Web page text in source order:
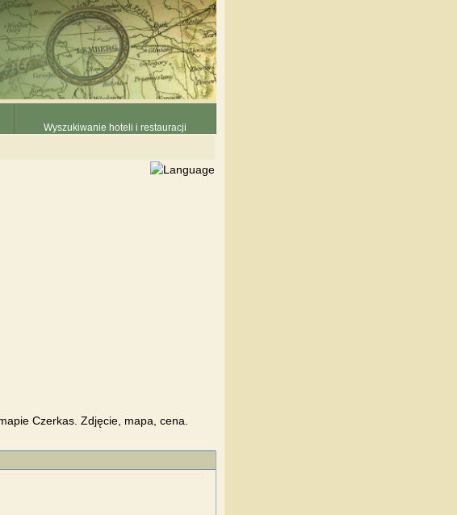
Wyszukiwanie hoteli i restauracji
Czerkas. Zdjęcie, mapa, cena.